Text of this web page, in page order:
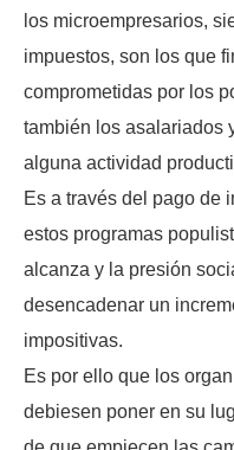
los microempresarios,
impuestos, son los que
comprometidas por los
también los asalariados
alguna actividad
Es a través del pago de
estos programas
alcanza y la presión
desencadenar un
impositivas.
Es por ello que los
debiesen poner en su